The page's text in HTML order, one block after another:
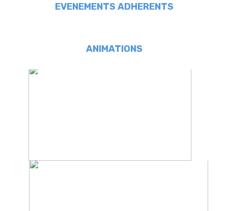
EVENEMENTS ADHERENTS
ANIMATIONS